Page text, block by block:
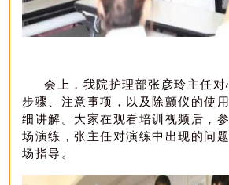
会上，我院护理部张彦玲主任对
步骤、注意事项，以及除颤仪的使
细讲解。大家在观看培训视频后，
场演练，张主任对演练中出现的问
场指导。